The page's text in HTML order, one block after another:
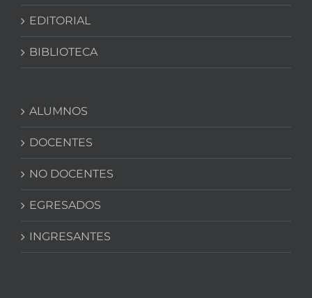
EDITORIAL
BIBLIOTECA
ALUMNOS
DOCENTES
NO DOCENTES
EGRESADOS
INGRESANTES